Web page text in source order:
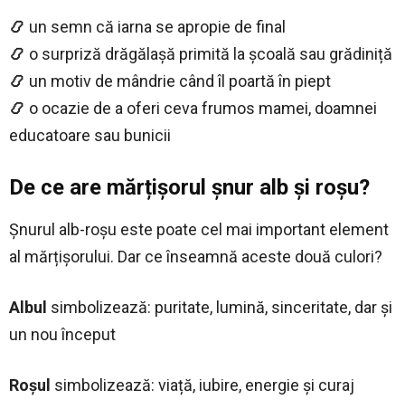
📿 un semn că iarna se apropie de final
📿 o surpriză drăgălașă primită la școală sau grădiniță
📿 un motiv de mândrie când îl poartă în piept
📿 o ocazie de a oferi ceva frumos mamei, doamnei
educatoare sau bunicii
De ce are mărțișorul șnur alb și roșu?
Șnurul alb-roșu este poate cel mai important element
al mărțișorului. Dar ce înseamnă aceste două culori?
Albul simbolizează: puritate, lumină, sinceritate, dar și
un nou început
Roșul simbolizează: viață, iubire, energie și curaj